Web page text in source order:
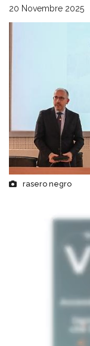
20 Novembre 2025
rasero negro